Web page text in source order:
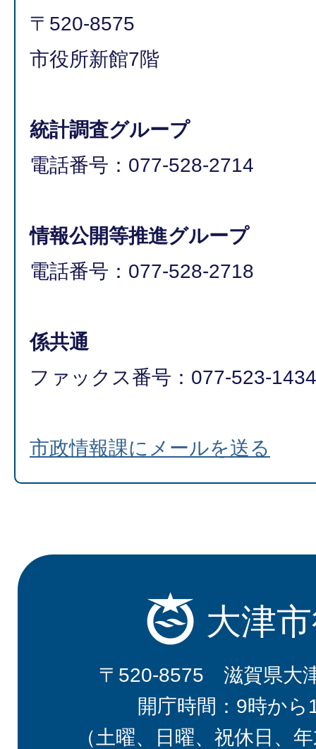
〒520-8575
市役所新館7階
統計調査グループ
電話番号：077-528-2714
情報公開等推進グループ
電話番号：077-528-2718
係共通
ファックス番号：077-523-1434
市政情報課にメールを送る
大津
〒520-8575 滋賀県大
開庁時間：9時から
（土曜、日曜、祝休日、